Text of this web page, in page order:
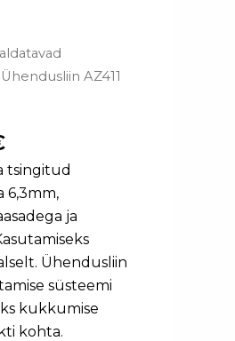
AZ411
Price
range:
115.00€
tsingitud
6,3mm,
ja
Ühendusliin
süsteemi
kukkumise
kohta.